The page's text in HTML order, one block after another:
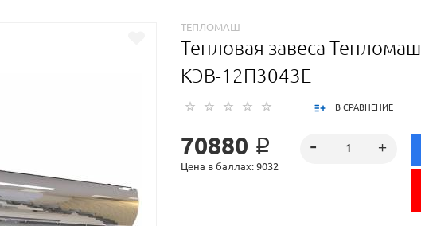
ТЕПЛОМАШ
Тепловая завеса Тепломаш
КЭВ-12П3043Е
В СРАВНЕНИЕ
70880 ₽
Цена в баллах: 9032